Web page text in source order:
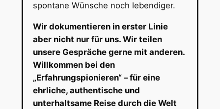
spontane Wünsche noch lebendiger.
Wir dokumentieren in erster Linie
aber nicht nur für uns. Wir teilen
unsere Gespräche gerne mit anderen.
Willkommen bei den
„Erfahrungspionieren“ – für eine
ehrliche, authentische und
unterhaltsame Reise durch die Welt